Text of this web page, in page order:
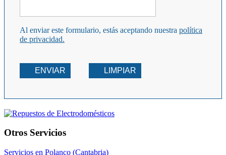
Al enviar este formulario, estás aceptando nuestra política
de privacidad.
ENVIAR LIMPIAR
Otros Servicios
Servicios en Polanco (Cantabria)